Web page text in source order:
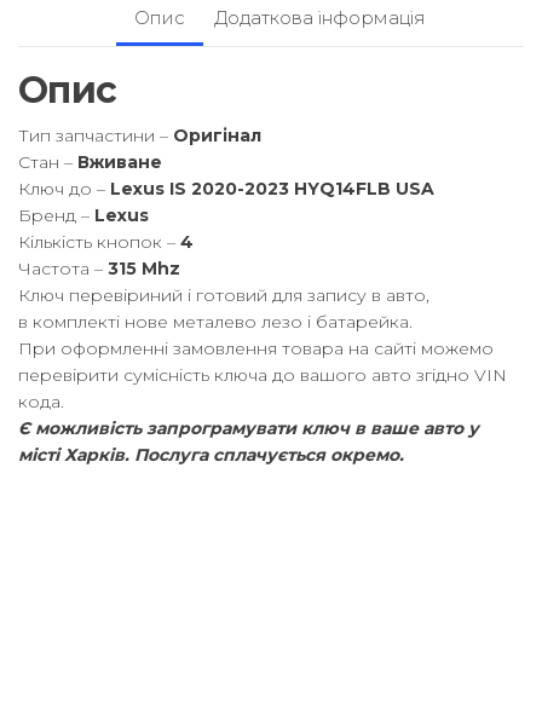
Опис Додаткова інформація
Опис
Тип запчастини – Оригінал
Стан – Вживане
Ключ до – Lexus IS 2020-2023 HYQ14FLB USA
Бренд – Lexus
Кількість кнопок – 4
Частота – 315 Mhz
Ключ перевіриний і готовий для запису в авто,
в комплекті нове металево лезо і батарейка.
При оформленні замовлення товара на сайті можемо
перевірити сумісність ключа до вашого авто згідно VIN
кода.
Є можливість запрограмувати ключ в ваше авто у
місті Харків. Послуга cплачується окремо.